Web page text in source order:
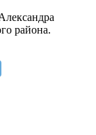
района.